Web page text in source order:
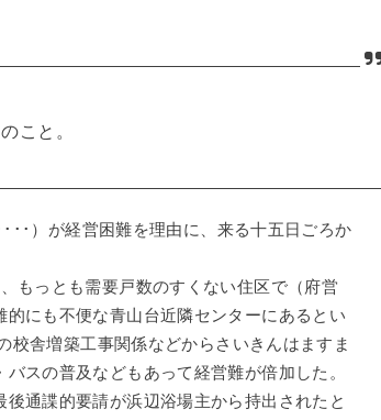
こと。
･･）が経営困難を理由に、来る十五日ごろか
もっとも需要戸数のすくない住区で（府営
にも不便な青山台近隣センターにあるとい
校舎増築工事関係などからさいきんはますま
スの普及などもあって経営難が倍加した。
通諜的要請が浜辺浴場主から持出されたと